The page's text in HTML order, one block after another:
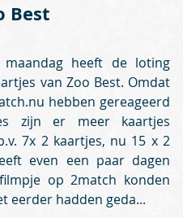
Best
maandag heeft de loting
van Zoo Best. Omdat
hebben gereageerd
zijn er meer kaartjes
7x 2 kaartjes, nu 15 x 2
even een paar dagen
op 2match konden
eerder hadden geda...